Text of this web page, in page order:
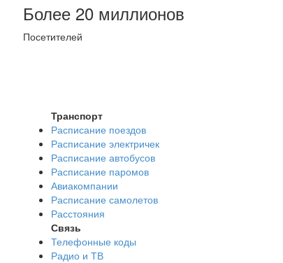
Более 20 миллионов
Посетителей
Транспорт
Расписание поездов
Расписание электричек
Расписание автобусов
Расписание паромов
Авиакомпании
Расписание самолетов
Расстояния
Связь
Телефонные коды
Радио и ТВ